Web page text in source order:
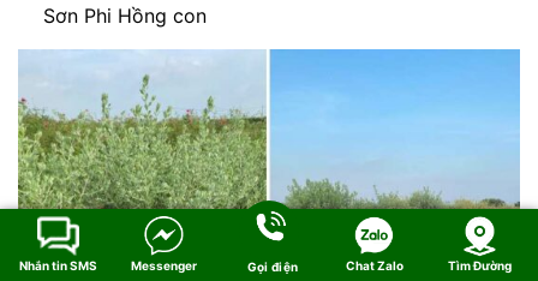
Sơn Phi Hồng con
Tìm Đường
Chat Zalo
Gọi điện
Messenger
Nhắn tin SMS